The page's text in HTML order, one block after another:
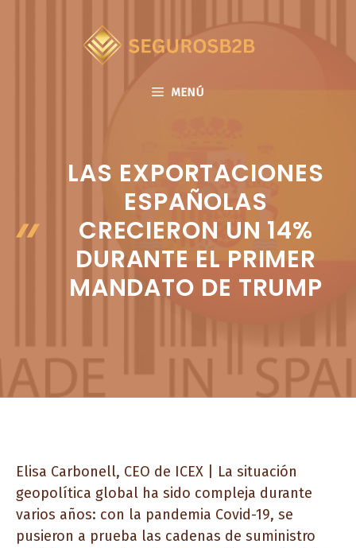
MENÚ
LAS EXPORTACIONES
ESPAÑOLAS
CRECIERON UN 14%
DURANTE EL PRIMER
MANDATO DE TRUMP
Elisa Carbonell, CEO de ICEX | La situación
geopolítica global ha sido compleja durante
varios años: con la pandemia Covid-19, se
pusieron a prueba las cadenas de suministro